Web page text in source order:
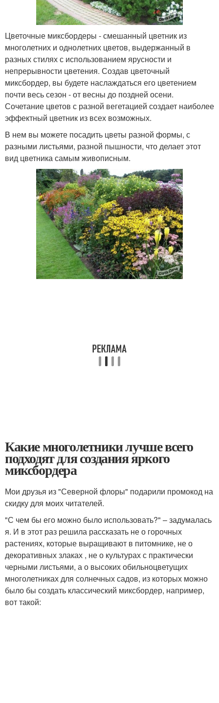
Цветочные миксбордеры - смешанный цветник из
многолетних и однолетних цветов, выдержанный в
разных стилях с использованием ярусности и
непрерывности цветения. Создав цветочный
миксбордер, вы будете наслаждаться его цветением
почти весь сезон - от весны до поздней осени.
Сочетание цветов с разной вегетацией создает наиболее
эффектный цветник из всех возможных.
В нем вы можете посадить цветы разной формы, с
разными листьями, разной пышности, что делает этот
вид цветника самым живописным.
Какие многолетники лучше всего
подходят для создания яркого
миксбордера
Мои друзья из "Северной флоры" подарили промокод на
скидку для моих читателей.
"С чем бы его можно было использовать?" – задумалась
я. И в этот раз решила рассказать не о горочных
растениях, которые выращивают в питомнике, не о
декоративных злаках , не о культурах с практически
черными листьями, а о высоких обильноцветущих
многолетниках для солнечных садов, из которых можно
было бы создать классический миксбордер, например,
вот такой: